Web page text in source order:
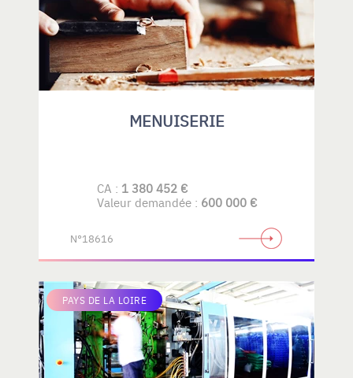
MENUISERIE
CA : 1 380 452 €
Valeur demandée : 600 000 €
N°18616
PAYS DE LA LOIRE